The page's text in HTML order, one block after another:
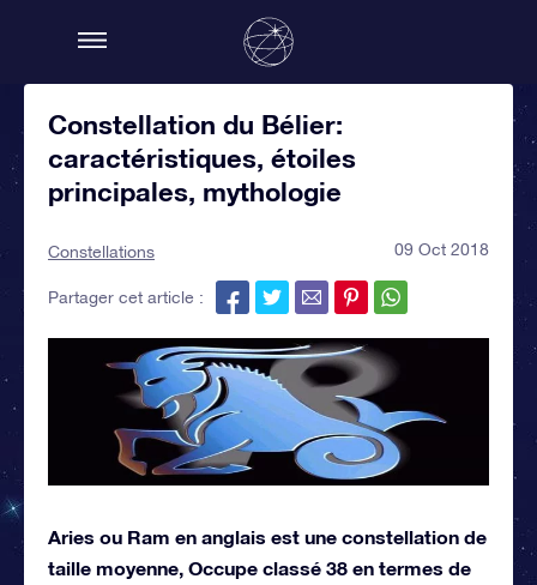
Constellation du Bélier:
caractéristiques, étoiles
principales, mythologie
Constellations 09 Oct 2018
Partager cet article :
Aries ou Ram en anglais est une constellation de
taille moyenne, Occupe classé 38 en termes de